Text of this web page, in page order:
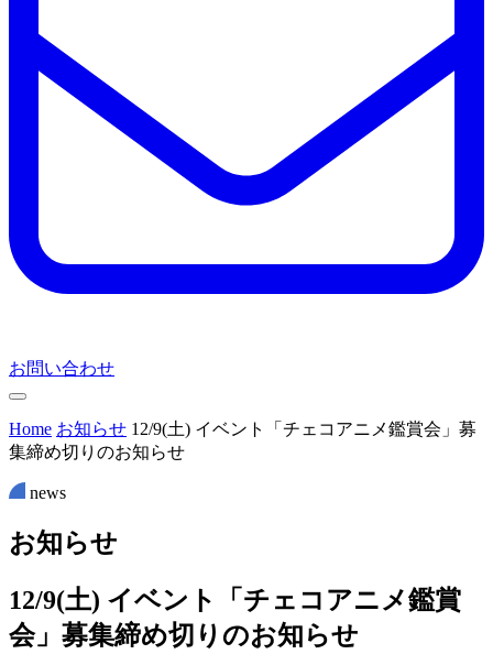
お問い合わせ
Home お知らせ 12/9(土) イベント「チェコアニメ鑑賞会」募
集締め切りのお知らせ
news
お知らせ
12/9(土) イベント「チェコアニメ鑑賞
会」募集締め切りのお知らせ